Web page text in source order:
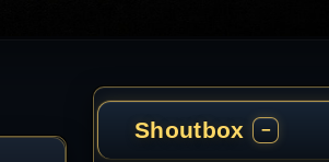
Shoutbox −